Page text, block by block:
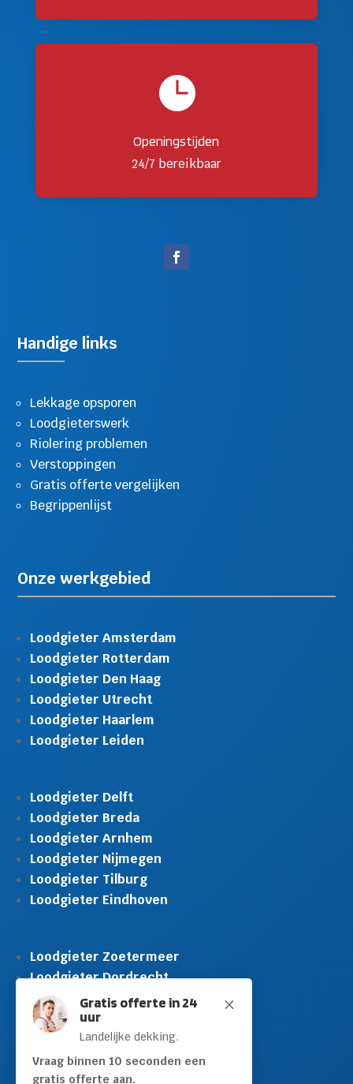

Openingstijden
24/7 bereikbaar
M
Gratis offerte in 24
uur
Landelijke dekking.
Vraag binnen 10 seconden een
gratis offerte aan.
Handige links
Lekkage opsporen
Loodgieterswerk
Riolering problemen
Verstoppingen
Gratis offerte vergelijken
Begrippenlijst
Onze werkgebied
Loodgieter Amsterdam
Loodgieter Rotterdam
Loodgieter Den Haag
Loodgieter Utrecht
Loodgieter Haarlem
Loodgieter Leiden
Loodgieter Delft
Loodgieter Breda
Loodgieter Arnhem
Loodgieter Nijmegen
Loodgieter Tilburg
Loodgieter Eindhoven
Loodgieter Zoetermeer
Loodgieter Dordrecht
Loodgieter Rijswijk
Loodgieter Schiedam
Loodgieter Leidschendam
Loodgieter Hilversum